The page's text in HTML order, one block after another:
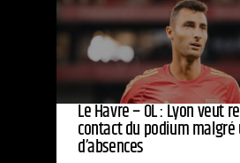
Le Havre – OL : Lyon veut
contact du podium malgré
d’absences